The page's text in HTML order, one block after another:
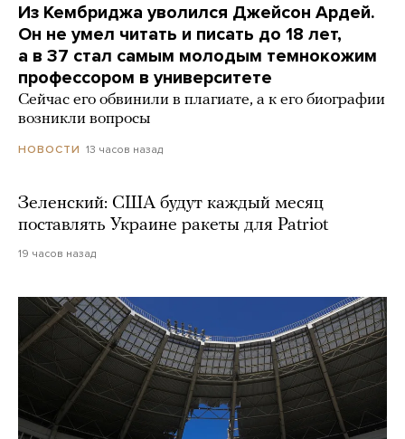
Из Кембриджа уволился Джейсон Ардей.
Он не умел читать и писать до 18 лет,
а в 37 стал самым молодым темнокожим
профессором в университете
Сейчас его обвинили в плагиате, а к его биографии
возникли вопросы
НОВОСТИ 13 часов назад
Зеленский: США будут каждый месяц
поставлять Украине ракеты для Patriot
19 часов назад